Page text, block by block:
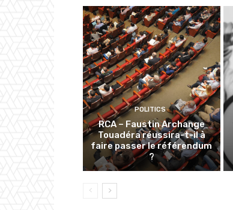
POLITICS
RCA – Faustin Archange
Touadéra réussira-t-il à
faire passer le référendum
?